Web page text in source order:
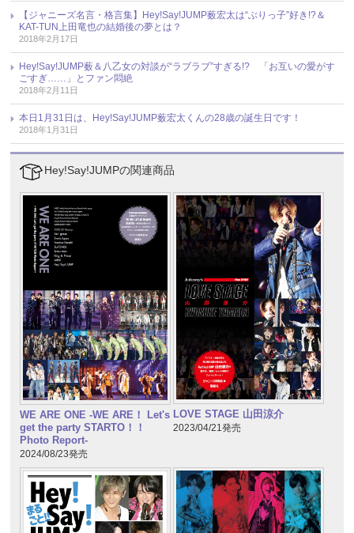
【ジャニーズ名言・格言集】Hey!Say!JUMP薮宏太は“ぶりっ子”好き!?＆
KAT-TUN上田竜也の結婚後の夢とは？
2018年2月17日
Hey!Say!JUMP薮＆八乙女の対談が“ラブラブ”すぎる!? 「お互いの愛がす
ごすぎ……」とファン悶絶
2018年2月11日
本日1月31日は、Hey!Say!JUMP薮宏太くんの28歳の誕生日です！
2018年1月31日
Hey!Say!JUMPの関連商品
WE ARE ONE -WE ARE！ Let's
get the party STARTO！！
Photo Report-
2024/08/23発売
LOVE STAGE 山田涼介
2023/04/21発売